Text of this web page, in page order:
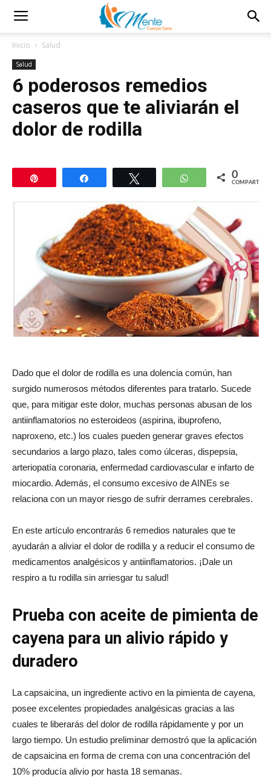
Inicio Salud
Salud
6 poderosos remedios
caseros que te aliviarán el
dolor de rodilla
Compartir WhatsApp
0
COMPARTIR
Dado que el dolor de rodilla es una dolencia común, han
surgido numerosos métodos diferentes para tratarlo. Sucede
que, para mitigar este dolor, muchas personas abusan de los
antiinflamatorios no esteroideos (aspirina, ibuprofeno,
naproxeno, etc.) los cuales pueden generar graves efectos
secundarios a largo plazo, tales como úlceras, dispepsia,
arteriopatía coronaria, enfermedad cardiovascular e infarto de
miocardio. Además, el consumo excesivo de AINEs se
relaciona con un mayor riesgo de sufrir derrames cerebrales.
En este artículo encontrarás 6 remedios naturales que te
ayudarán a aliviar el dolor de rodilla y a reducir el consumo de
medicamentos analgésicos y antiinflamatorios. ¡Dale un
respiro a tu rodilla sin arriesgar tu salud!
Prueba con aceite de pimienta de
cayena para un alivio rápido y
duradero
La capsaicina, un ingrediente activo en la pimienta de cayena,
posee excelentes propiedades analgésicas gracias a las
cuales te liberarás del dolor de rodilla rápidamente y por un
largo tiempo. Un estudio preliminar demostró que la aplicación
de capsaicina en forma de crema con una concentración del
10% producía alivio por hasta 18 semanas.